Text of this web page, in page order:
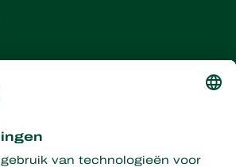
laatste nieuws en
Hier aanmelden